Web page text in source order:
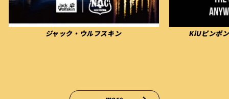
KiUピンポンドロップゲーム＆物販 お散歩